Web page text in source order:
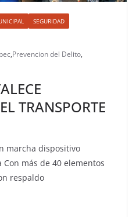
SEGURIDAD
,Prevencion del Delito,
TRANSPORTE
marcha dispositivo
más de 40 elementos
respaldo